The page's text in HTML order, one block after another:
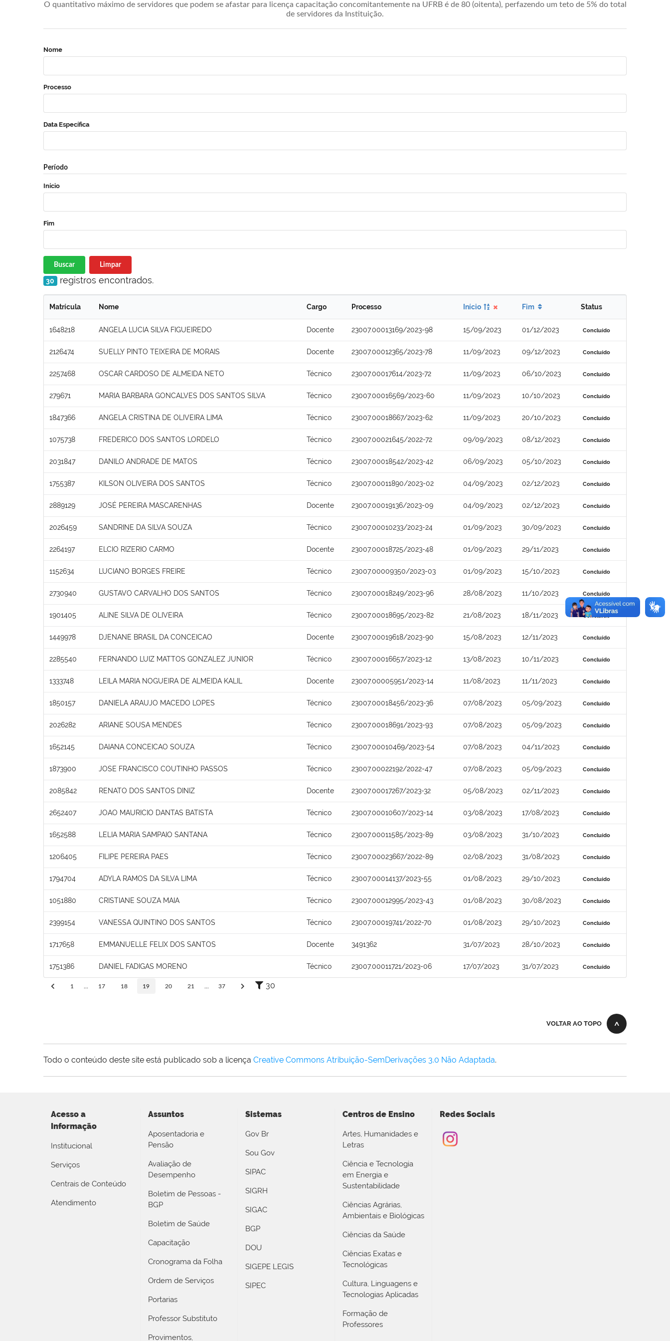
O quantitativo máximo de servidores que podem se afastar para licença capacitação concomitantemente na UFRB é de 80 (oitenta), perfazendo um teto de 5% do total
de servidores da Instituição.
Nome
Processo
Data Específica
Período
Início
Fim
Buscar Limpar
30 registros encontrados.
Matrícula Nome Cargo Processo Início Fim Status
1648218 ANGELA LUCIA SILVA FIGUEIREDO Docente 23007.00013169/2023-98 15/09/2023 01/12/2023 Concluído
2126474 SUELLY PINTO TEIXEIRA DE MORAIS Docente 23007.00012365/2023-78 11/09/2023 09/12/2023 Concluído
2257468 OSCAR CARDOSO DE ALMEIDA NETO Técnico 23007.00017614/2023-72 11/09/2023 06/10/2023 Concluído
279671 MARIA BARBARA GONCALVES DOS SANTOS SILVA Técnico 23007.00016569/2023-60 11/09/2023 10/10/2023 Concluído
1847366 ANGELA CRISTINA DE OLIVEIRA LIMA Técnico 23007.00018667/2023-62 11/09/2023 20/10/2023 Concluído
1075738 FREDERICO DOS SANTOS LORDELO Técnico 23007.00021645/2022-72 09/09/2023 08/12/2023 Concluído
2031847 DANILO ANDRADE DE MATOS Técnico 23007.00018542/2023-42 06/09/2023 05/10/2023 Concluído
1755387 KILSON OLIVEIRA DOS SANTOS Técnico 23007.00011890/2023-02 04/09/2023 02/12/2023 Concluído
2889129 JOSÉ PEREIRA MASCARENHAS Docente 23007.00019136/2023-09 04/09/2023 02/12/2023 Concluído
2026459 SANDRINE DA SILVA SOUZA Técnico 23007.00010233/2023-24 01/09/2023 30/09/2023 Concluído
2264197 ELCIO RIZERIO CARMO Docente 23007.00018725/2023-48 01/09/2023 29/11/2023 Concluído
1152634 LUCIANO BORGES FREIRE Técnico 23007.00009350/2023-03 01/09/2023 15/10/2023 Concluído
2730940 GUSTAVO CARVALHO DOS SANTOS Técnico 23007.00018249/2023-96 28/08/2023 11/10/2023 Concluído
1901405 ALINE SILVA DE OLIVEIRA Técnico 23007.00018695/2023-82 21/08/2023 18/11/2023 Concluído
1449978 DJENANE BRASIL DA CONCEICAO Docente 23007.00019618/2023-90 15/08/2023 12/11/2023 Concluído
2285540 FERNANDO LUIZ MATTOS GONZALEZ JUNIOR Técnico 23007.00016657/2023-12 13/08/2023 10/11/2023 Concluído
1333748 LEILA MARIA NOGUEIRA DE ALMEIDA KALIL Docente 23007.00005951/2023-14 11/08/2023 11/11/2023 Concluído
1850157 DANIELA ARAUJO MACEDO LOPES Técnico 23007.00018456/2023-36 07/08/2023 05/09/2023 Concluído
2026282 ARIANE SOUSA MENDES Técnico 23007.00018691/2023-93 07/08/2023 05/09/2023 Concluído
1652145 DAIANA CONCEICAO SOUZA Técnico 23007.00010469/2023-54 07/08/2023 04/11/2023 Concluído
1873900 JOSE FRANCISCO COUTINHO PASSOS Técnico 23007.00022192/2022-47 07/08/2023 05/09/2023 Concluído
2085842 RENATO DOS SANTOS DINIZ Docente 23007.00017267/2023-32 05/08/2023 02/11/2023 Concluído
2652407 JOAO MAURICIO DANTAS BATISTA Técnico 23007.00010607/2023-14 03/08/2023 17/08/2023 Concluído
1652588 LELIA MARIA SAMPAIO SANTANA Técnico 23007.00011585/2023-89 03/08/2023 31/10/2023 Concluído
1206405 FILIPE PEREIRA PAES Técnico 23007.00023667/2022-89 02/08/2023 31/08/2023 Concluído
1794704 ADYLA RAMOS DA SILVA LIMA Técnico 23007.00014137/2023-55 01/08/2023 29/10/2023 Concluído
1051880 CRISTIANE SOUZA MAIA Técnico 23007.00012995/2023-43 01/08/2023 30/08/2023 Concluído
2399154 VANESSA QUINTINO DOS SANTOS Técnico 23007.00019741/2022-70 01/08/2023 29/10/2023 Concluído
1717658 EMMANUELLE FELIX DOS SANTOS Docente 3491362 31/07/2023 28/10/2023 Concluído
1751386 DANIEL FADIGAS MORENO Técnico 23007.00011721/2023-06 17/07/2023 31/07/2023 Concluído
1 17 18 19 20 21 37 30
VOLTAR AO TOPO
Todo o conteúdo deste site está publicado sob a licença Creative Commons Atribuição-SemDerivações 3.0 Não Adaptada.
Acesso a
Informação
Institucional
Serviços
Centrais de Conteúdo
Atendimento
Assuntos
Aposentadoria e
Pensão
Avaliação de
Desempenho
Boletim de Pessoas -
BGP
Boletim de Saúde
Capacitação
Cronograma da Folha
Ordem de Serviços
Portarias
Professor Substituto
Provimentos,
Sistemas
Gov Br
Sou Gov
SIPAC
SIGRH
SIGAC
BGP
DOU
SIGEPE LEGIS
SIPEC
Centros de Ensino
Artes, Humanidades e
Letras
Ciência e Tecnologia
em Energia e
Sustentabilidade
Ciências Agrárias,
Ambientais e Biológicas
Ciências da Saúde
Ciências Exatas e
Tecnológicas
Cultura, Linguagens e
Tecnologias Aplicadas
Formação de
Professores
Redes Sociais